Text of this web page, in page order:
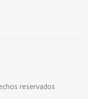
reservados